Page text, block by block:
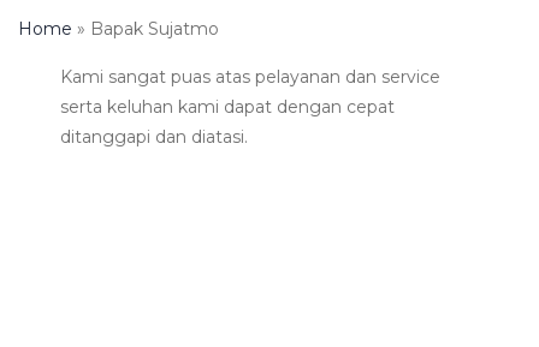
Home » Bapak Sujatmo
Kami sangat puas atas pelayanan dan service
serta keluhan kami dapat dengan cepat
ditanggapi dan diatasi.